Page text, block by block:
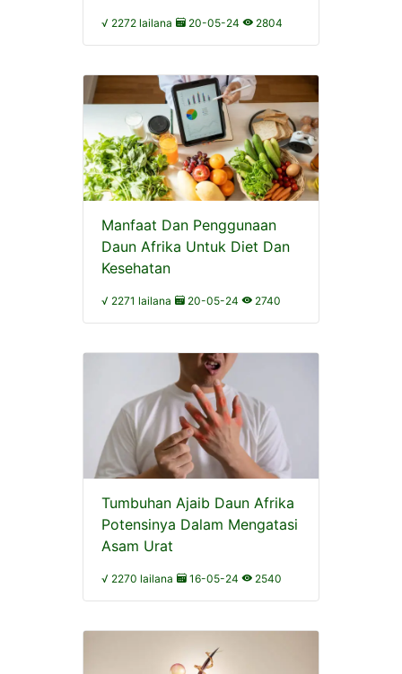
√ 2272 lailana 20-05-24 2804
Manfaat Dan Penggunaan
Daun Afrika Untuk Diet Dan
Kesehatan
√ 2271 lailana 20-05-24 2740
Tumbuhan Ajaib Daun Afrika
Potensinya Dalam Mengatasi
Asam Urat
√ 2270 lailana 16-05-24 2540